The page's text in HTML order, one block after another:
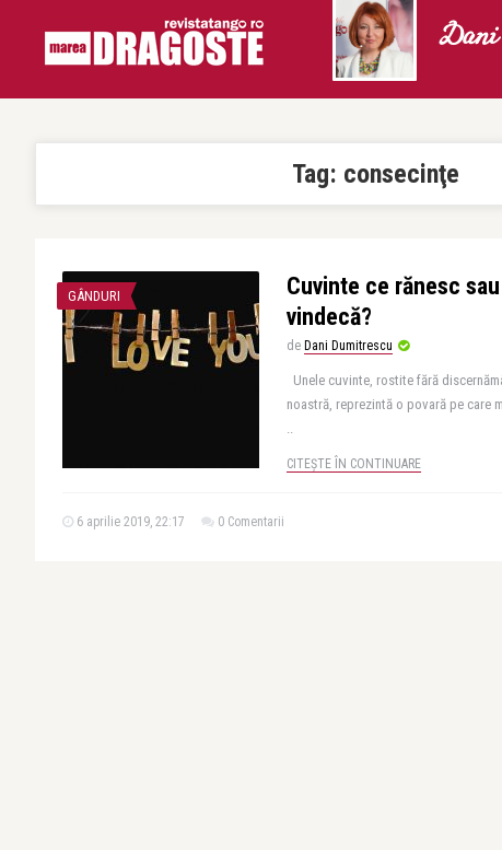
Tag: consecinţe
GÂNDURI
Cuvinte ce rănesc
vindecă?
de Dani Dumitrescu
Unele cuvinte, rostite fără
noastră, reprezintă o povară pe care
..
CITEȘTE ÎN CONTINUARE
6 aprilie 2019, 22:17 0 Comentarii